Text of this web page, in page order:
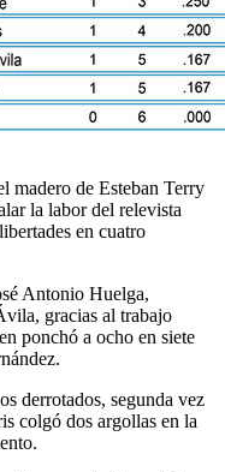
madero de Esteban Terry
la labor del relevista
en cuatro
Antonio Huelga,
gracias al trabajo
ponchó a ocho en siete
derrotados, segunda vez
colgó dos argollas en la